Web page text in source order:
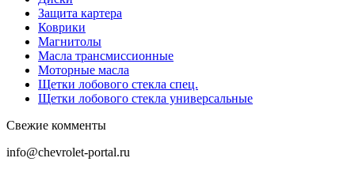
Защита картера
Коврики
Магнитолы
Масла трансмиссионные
Моторные масла
Щетки лобового стекла спец.
Щетки лобового стекла универсальные
Свежие комменты
info@chevrolet-portal.ru